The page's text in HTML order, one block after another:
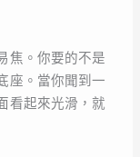
焦。你要的不是
座。當你聞到一
看起來光滑，就